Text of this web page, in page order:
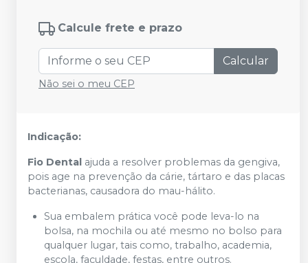
Calcule frete e prazo
Calcular
Não sei o meu CEP
Indicação:
Fio Dental ajuda a resolver problemas da gengiva,
pois age na prevenção da cárie, tártaro e das placas
bacterianas, causadora do mau-hálito.
Sua embalem prática você pode leva-lo na
bolsa, na mochila ou até mesmo no bolso para
qualquer lugar, tais como, trabalho, academia,
escola, faculdade, festas, entre outros.